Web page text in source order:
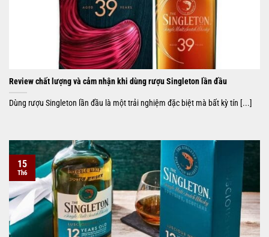
Review chất lượng và cảm nhận khi dùng rượu Singleton lần đầu
Dùng rượu Singleton lần đầu là một trải nghiệm đặc biệt mà bất kỳ tín [...]
15
Th6